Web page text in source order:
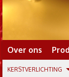
Over ons
KERSTVERLICHTING